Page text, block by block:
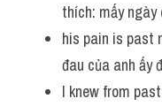
thích: mấy
his pain is past
đau của anh ấy
I knew from